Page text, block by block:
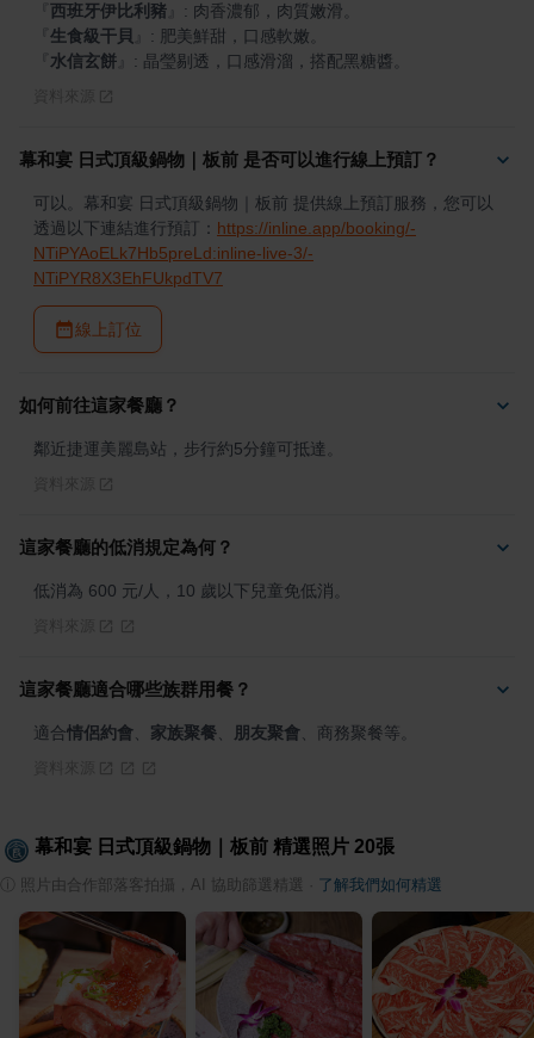
西班牙伊比利豬
生食級干貝
水信玄餅 : 晶瑩剔透，口感滑溜，搭配黑糖醬。
幕和宴 日式頂級鍋物｜板前 是否可以進行線上預訂？
可以。幕和宴 日式頂級鍋物｜板前 提供線上預訂服務，您可以
透過以下連結進行預訂： https://inline.app/booking/-
NTiPYAoELk7Hb5preLd:inline-live-3/-
NTiPYR8X3EhFUkpdTV7
線上訂位
如何前往這家餐廳？
鄰近捷運美麗島站，步行約5分鐘可抵達。
這家餐廳的低消規定為何？
低消為 600 元/人，10 歲以下兒童免低消。
這家餐廳適合哪些族群用餐？
適合情侶約會 家族聚餐 朋友聚會 、商務聚餐等。
幕和宴 日式頂級鍋物｜板前 精選照片 20張
照片由合作部落客拍攝，AI 協助篩選精選 了解我們如何精選